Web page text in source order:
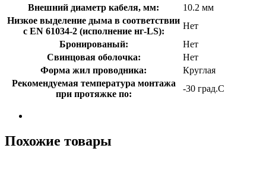
Внешний диаметр кабеля, мм:
10.2 мм
Низкое выделение дыма в соответствии
с EN 61034-2 (исполнение нг-LS):
Нет
Бронированый:
Нет
Свинцовая оболочка:
Нет
Форма жил проводника:
Круглая
Рекомендуемая температура монтажа
при протяжке по:
-30 град.C
Похожие товары